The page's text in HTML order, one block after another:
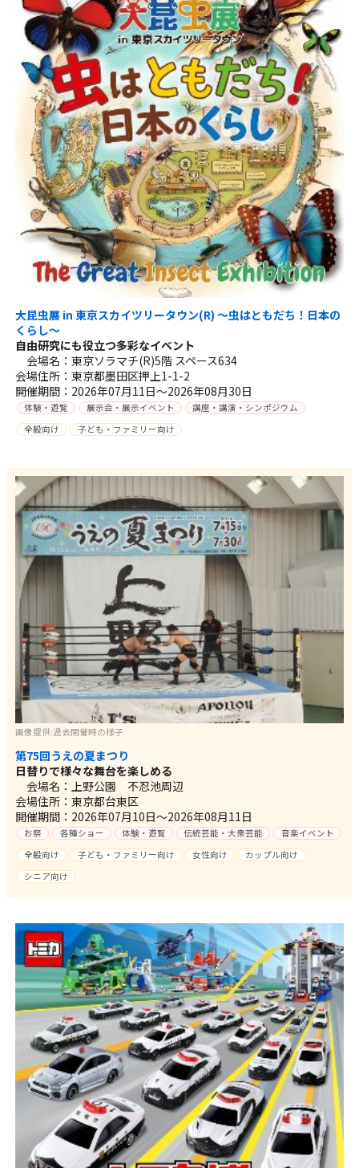
大昆虫展 in 東京スカイツリータウン(R) ～虫はともだち！日本の
くらし～
自由研究にも役立つ多彩なイベント
会場名：東京ソラマチ(R)5階 スペース634
会場住所：東京都墨田区押上1-1-2
開催期間：2026年07月11日～2026年08月30日
体験・遊覧 展示会・展示イベント
講座・講演・シンポジウム
全般向け
子ども・ファミリー向け
画像提供:過去開催時の様子
第75回うえの夏まつり
日替りで様々な舞台を楽しめる
会場名：上野公園 不忍池周辺
会場住所：東京都台東区
開催期間：2026年07月10日～2026年08月11日
お祭 各種ショー 体験・遊覧 伝統芸能・大衆芸能
音楽イベント
全般向け
子ども・ファミリー向け 女性向け
カップル向け
シニア向け